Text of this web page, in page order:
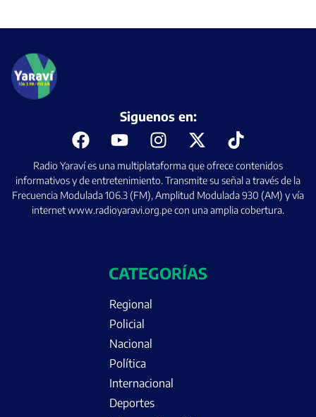
Radio Yaraví es una multiplataforma que ofrece contenidos
informativos y de entretenimiento. Transmite su señal a través de la
Frecuencia Modulada 106.3 (FM), Amplitud Modulada 930 (AM) y vía
internet www.radioyaravi.org.pe con una amplia cobertura.
Siguenos en:
CATEGORÍAS
Regional
Policial
Nacional
Política
Internacional
Deportes